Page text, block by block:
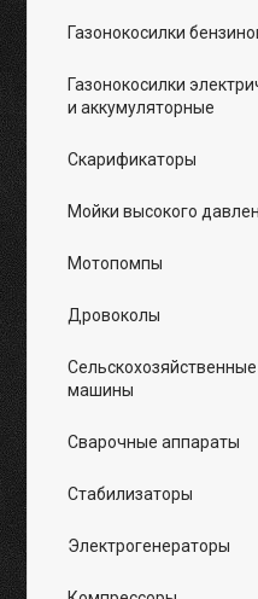
Газонокосилки
Газонокосилки
и аккумуляторные
Скарификаторы
Мойки высокого
Мотопомпы
Дровоколы
Сельскохозяйственные
машины
Сварочные аппараты
Стабилизаторы
Электрогенераторы